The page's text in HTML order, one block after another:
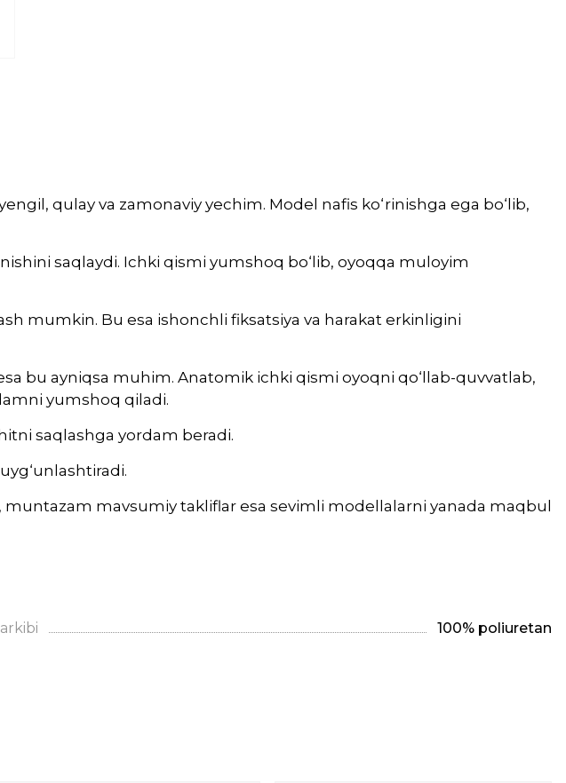
qulay va zamonaviy yechim. Model nafis ko‘rinishga ega bo‘lib,
saqlaydi. Ichki qismi yumshoq bo‘lib, oyoqqa muloyim
mumkin. Bu esa ishonchli fiksatsiya va harakat erkinligini
bu ayniqsa muhim. Anatomik ichki qismi oyoqni qo‘llab-quvvatlab,
yumshoq qiladi.
saqlashga yordam beradi.
mavsumiy takliflar esa sevimli modellalarni yanada maqbul
100% poliuretan